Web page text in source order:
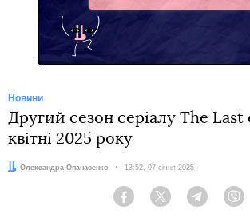
Новини
Другий сезон серіалу The
квітні 2025 року
Автор:
Олександра Опанасенко Дата:
13:52, 07 січня 2025
Facebook Twitter Telegram